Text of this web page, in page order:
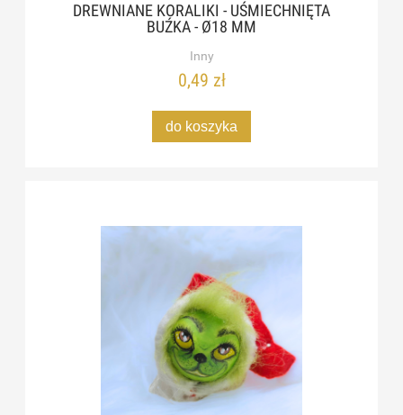
DREWNIANE KORALIKI - UŚMIECHNIĘTA
BUŹKA - Ø18 MM
Inny
0,49 zł
do koszyka